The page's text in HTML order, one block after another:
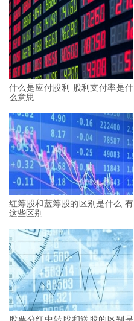
什么是应付股利 股利支付率是什
么意思
红筹股和蓝筹股的区别是什么 有
这些区别